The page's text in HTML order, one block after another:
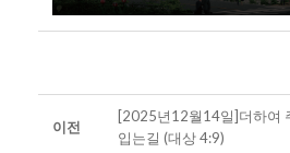
이전
[2025년12월14일]더하여
입는길 (대상 4:9)